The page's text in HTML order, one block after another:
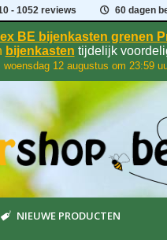
- 1052 reviews 60 dagen
BE bijenkasten grenen
bijenkasten tijdelijk
woensdag 12 augustus om 23:59
NIEUWE PRODUCTEN